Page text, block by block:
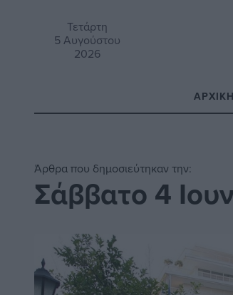
Τετάρτη
5 Αυγούστου
2026
ΑΡΧΙΚΉ
Άρθρα που δημοσιεύτηκαν την:
Σάββατο 4